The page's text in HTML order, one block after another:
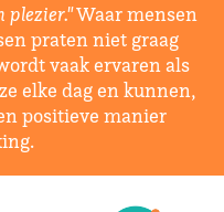
plezier."Waar mensen
praten niet graag
vaak ervaren als
elke dag en kunnen,
positieve manier